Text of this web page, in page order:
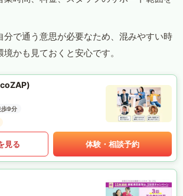
分で通う意思が必要なため、混みやすい時
かも見ておくと安心です。
歩9分
見る 体験・相談予約